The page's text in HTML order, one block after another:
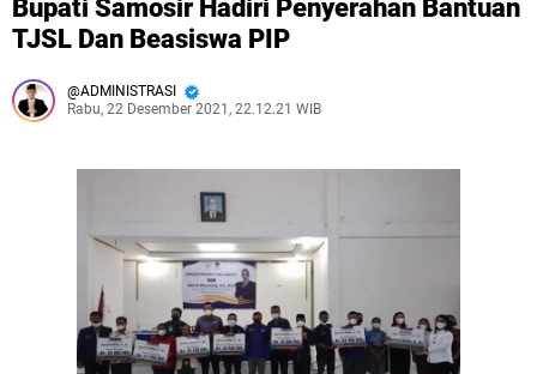
Bupati Samosir Hadiri Penyerahan Bantuan
TJSL Dan Beasiswa PIP
ADMINISTRASI
Rabu, 22 Desember 2021, 22.12.21 WIB